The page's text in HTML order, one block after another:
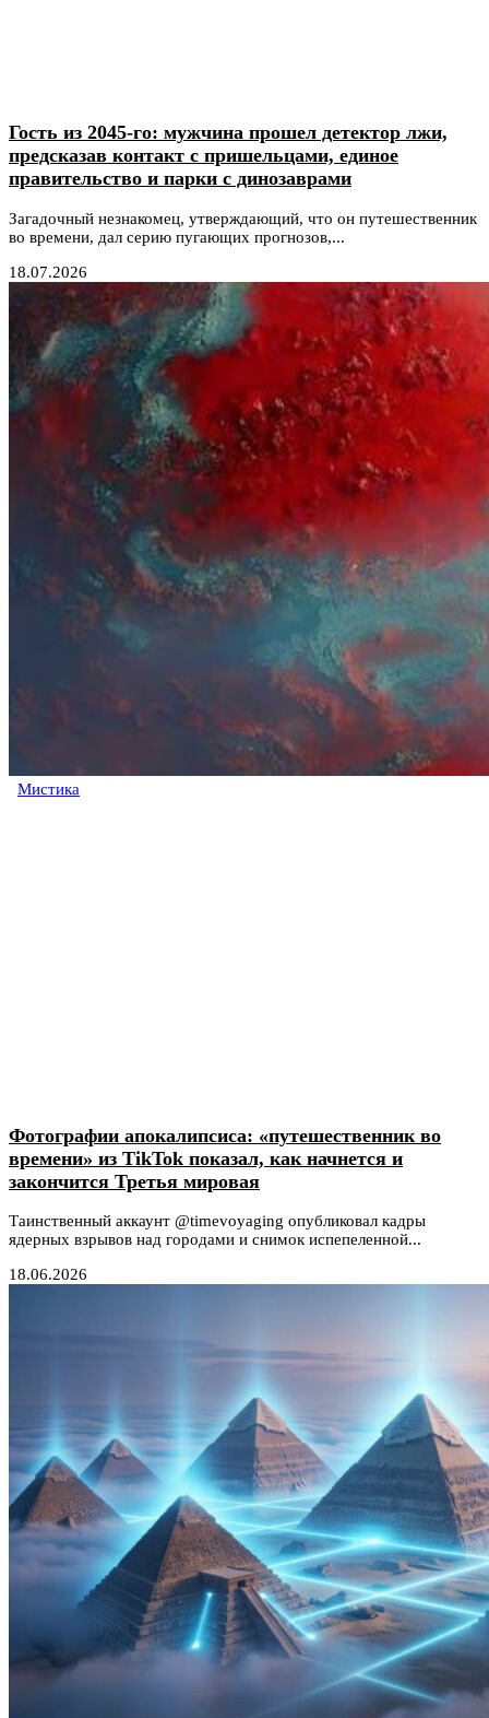
Гость из 2045-го: мужчина прошел детектор лжи,
предсказав контакт с пришельцами, единое
правительство и парки с динозаврами
Загадочный незнакомец, утверждающий, что он путешественник
во времени, дал серию пугающих прогнозов,...
18.07.2026
Мистика
Фотографии апокалипсиса: «путешественник во
времени» из TikTok показал, как начнется и
закончится Третья мировая
Таинственный аккаунт @timevoyaging опубликовал кадры
ядерных взрывов над городами и снимок испепеленной...
18.06.2026